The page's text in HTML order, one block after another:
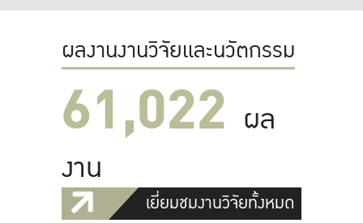
ผลงานงานวิจัยและนวัตกรรม
61,022 ผล
งาน
เยี่ยมชมงานวิจัยทั้งหมด